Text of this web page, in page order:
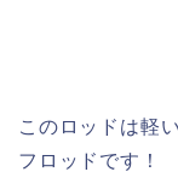
このロッドは軽
フロッドです！